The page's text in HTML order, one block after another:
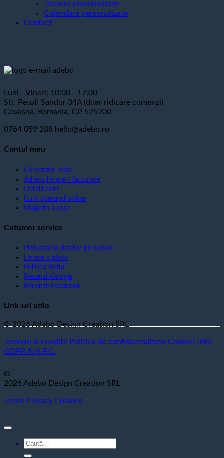
Tricouri personalizate
Calendare personalizate
Contact
Luni - Vineri: 10:00 - 17:00
Str. Petofi Sandor 34A (doar ridicare comenzi)
Covasna, Romania, CP 525200
0764 059 288 hello@adebo.ro
Contul meu
Comenzile mele
Adresa livrare / facturare
Detalii cont
Cum comand online
Magazin online
Cutomer service
Prelucrarea datelor personale
Livrare si plata
Politica Retur
Recenzii Google
Recenzii Facebook
Link-uri utile
© 2026 Adebo Design Creation SRL
Termeni si conditii Politica de confidentialitate Cookies Info
GDPR A.N.P.C.
©
2026 Adebo Design Creation SRL
Terms Privacy Cookies
Caută
după: